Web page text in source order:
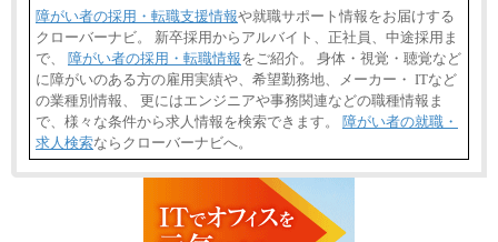
障がい者の採用・転職支援情報や就職サポート情報をお届けする
クローバーナビ。 新卒採用からアルバイト、正社員、中途採用ま
で、 障がい者の採用・転職情報をご紹介。 身体・視覚・聴覚など
に障がいのある方の雇用実績や、希望勤務地、メーカー・ ITなど
の業種別情報、 更にはエンジニアや事務関連などの職種情報ま
で、様々な条件から求人情報を検索できます。 障がい者の就職・
求人検索ならクローバーナビへ。